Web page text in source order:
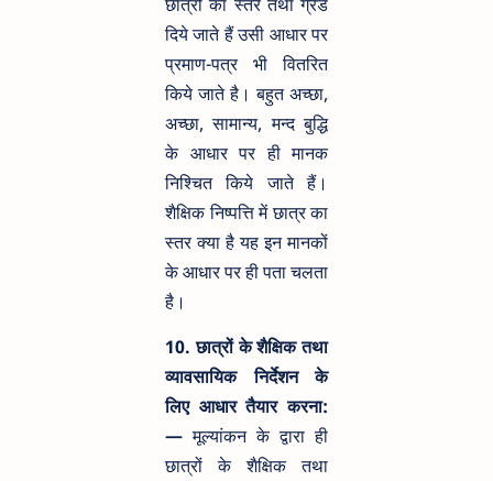
दिये जाते हैं उसी आधार पर
प्रमाण-पत्र भी वितरित
किये जाते है। बहुत अच्छा,
अच्छा, सामान्य, मन्द बुद्धि
के आधार पर ही मानक
निश्चित किये जाते हैं।
शैक्षिक निष्पत्ति में छात्र का
स्तर क्या है यह इन मानकों
के आधार पर ही पता चलता
है।
10. छात्रों के शैक्षिक तथा
व्यावसायिक निर्देशन के
लिए आधार तैयार करना:
— मूल्यांकन के द्वारा ही
छात्रों के शैक्षिक तथा